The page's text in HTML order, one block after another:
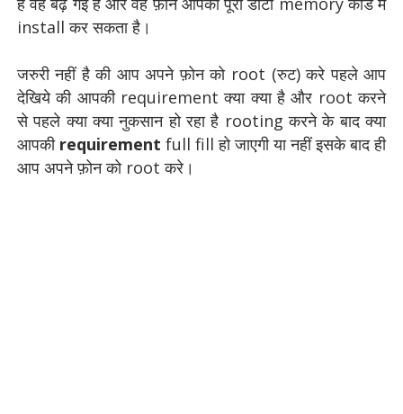
install कर सकता है।
जरुरी नहीं है की आप अपने फ़ोन को root (रुट) करे पहले आप
देखिये की आपकी requirement क्या क्या है और root करने
से पहले क्या क्या नुकसान हो रहा है rooting करने के बाद क्या
आपकी requirement full fill हो जाएगी या नहीं इसके बाद ही
आप अपने फ़ोन को root करे।